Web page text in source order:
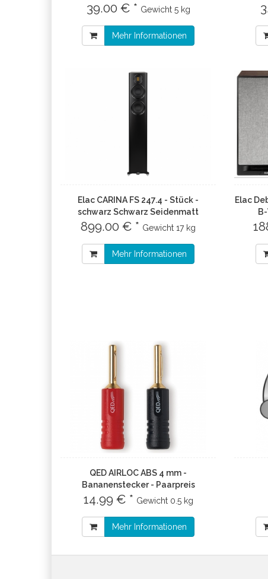
39.00 € * Gewicht 5 kg
Mehr Informationen
Elac CARINA FS 247.4 - Stück -
schwarz Schwarz Seidenmatt
899.00 € * Gewicht 17 kg
Mehr Informationen
Elac
QED AIRLOC ABS 4 mm -
Bananenstecker - Paarpreis
14.99 € * Gewicht 0.5 kg
Mehr Informationen